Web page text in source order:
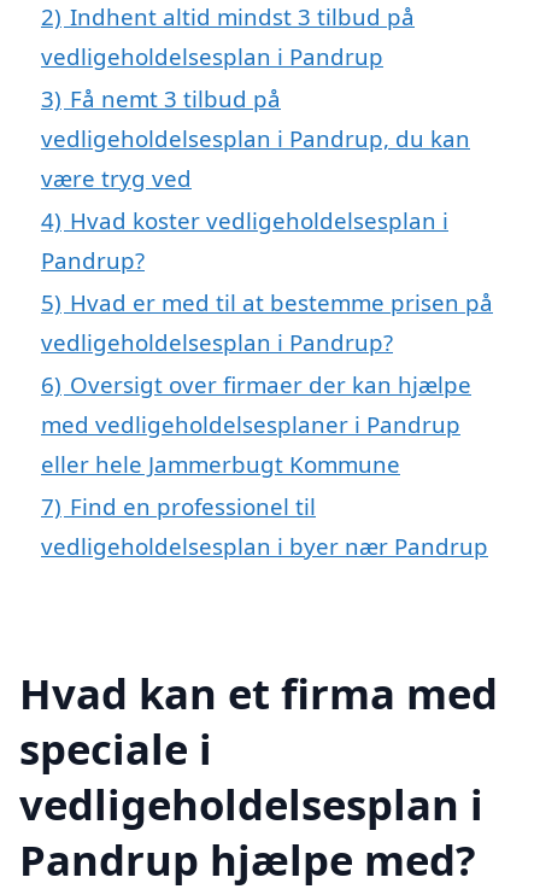
2) Indhent altid mindst 3 tilbud på
vedligeholdelsesplan i Pandrup
3) Få nemt 3 tilbud på
vedligeholdelsesplan i Pandrup, du kan
være tryg ved
4) Hvad koster vedligeholdelsesplan i
Pandrup?
5) Hvad er med til at bestemme prisen på
vedligeholdelsesplan i Pandrup?
6) Oversigt over firmaer der kan hjælpe
med vedligeholdelsesplaner i Pandrup
eller hele Jammerbugt Kommune
7) Find en professionel til
vedligeholdelsesplan i byer nær Pandrup
Hvad kan et firma med
speciale i
vedligeholdelsesplan i
Pandrup hjælpe med?